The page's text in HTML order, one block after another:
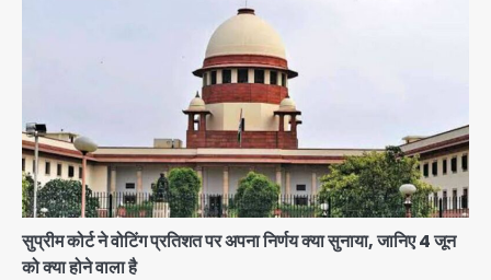
सुप्रीम कोर्ट ने वोटिंग प्रतिशत पर अपना निर्णय क्या सुनाया, जानिए 4 जून
को क्या होने वाला है
बैड टच’ का था मामला
Patna violence: पटना में सड़क हादसे में
युवक की मौत के बाद भड़की हिंसा, उपद्रवियों ने
फूंकीं 10 गाड़ियां, ट्रैफिक पोस्ट और स्लीपर
बस भी जलाई, NH-30 जाम
jai hind janab
5
Green Arch Society: सेविअर ग्रीन
आर्च में दूषित पानी में मिला ई-कोलाई, अथॉरिटी
ने शुरू की सैंपलिंग जांच
jai hind janab